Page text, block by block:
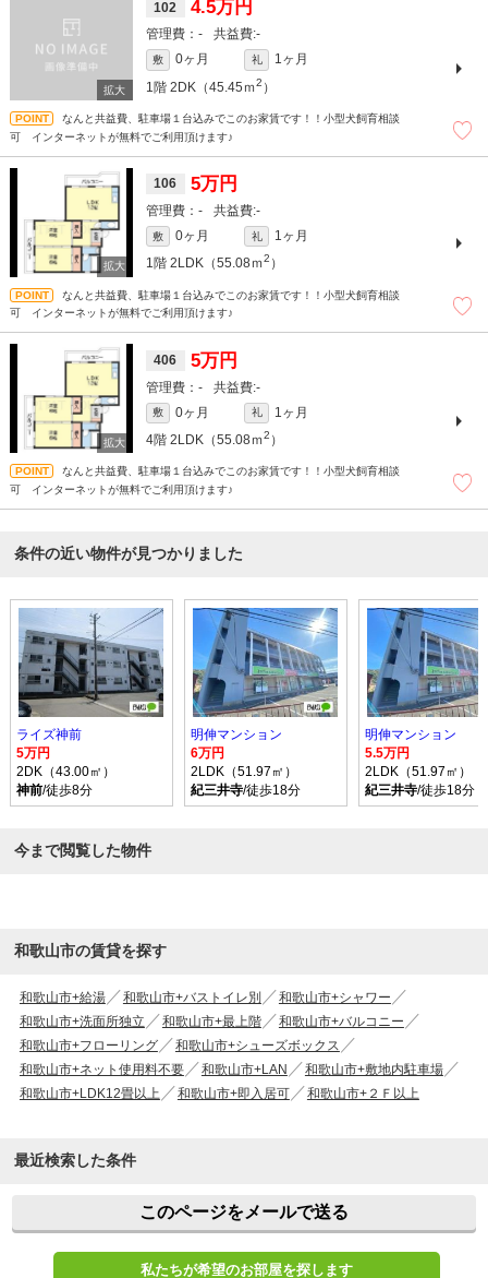
102 4.5万円
- -
敷 0ヶ月 礼
1ヶ月
1階 2DK（45.45ｍ2 ）
なんと共益費、駐車場１台込みでこのお家賃です！！小型犬飼育相談
可 インターネットが無料でご利用頂けます♪
106 5万円
- -
敷 0ヶ月 礼
1ヶ月
1階 2LDK（55.08ｍ2 ）
なんと共益費、駐車場１台込みでこのお家賃です！！小型犬飼育相談
可 インターネットが無料でご利用頂けます♪
406 5万円
- -
敷 0ヶ月 礼
1ヶ月
4階 2LDK（55.08ｍ2 ）
なんと共益費、駐車場１台込みでこのお家賃です！！小型犬飼育相談
可 インターネットが無料でご利用頂けます♪
条件の近い物件が見つかりました
ライズ神前
5万円
2DK（43.00㎡）
神前/徒歩8分
明伸マンション
6万円
2LDK（51.97㎡）
紀三井寺/徒歩18分
明伸マンション
5.5万円
2LDK（51.97㎡）
紀三井寺/徒歩18分
今まで閲覧した物件
和歌山市の賃貸を探す
和歌山市+給湯 和歌山市+バストイレ別
和歌山市+シャワー
和歌山市+洗面所独立
和歌山市+最上階
和歌山市+バルコニー
和歌山市+フローリング
和歌山市+シューズボックス
和歌山市+ネット使用料不要
和歌山市+LAN
和歌山市+敷地内駐車場
和歌山市+LDK12畳以上
和歌山市+即入居可 和歌山市+２Ｆ以上
最近検索した条件
このページをメールで送る
私たちが希望のお部屋を探します